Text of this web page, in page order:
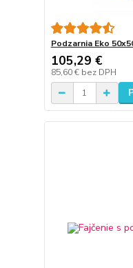
Podzarnia Eko
105,29 €
85,60 € bez DPH